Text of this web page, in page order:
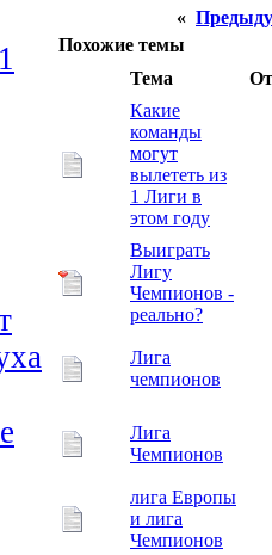
«
Похожие темы
Тема
Какие
команды
могут
вылететь из
1 Лиги в
этом году
Выиграть
Лигу
Чемпионов -
реально?
Лига
чемпионов
Лига
Чемпионов
лига Европы
и лига
Чемпионов